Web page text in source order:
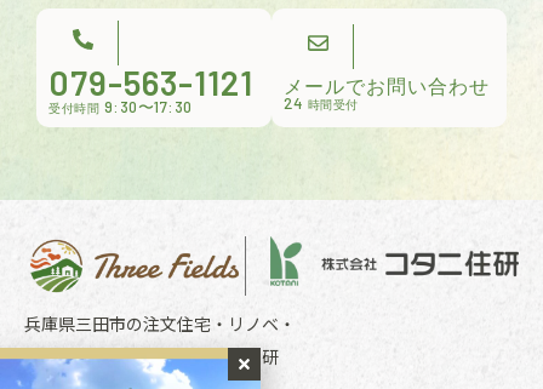
079-563-1121
受付時間 9:30〜17:30
メールでお問い合わせ
24 時間受付
兵庫県三田市の注文住宅・リノベ・
リフォームのことならコタニ住研